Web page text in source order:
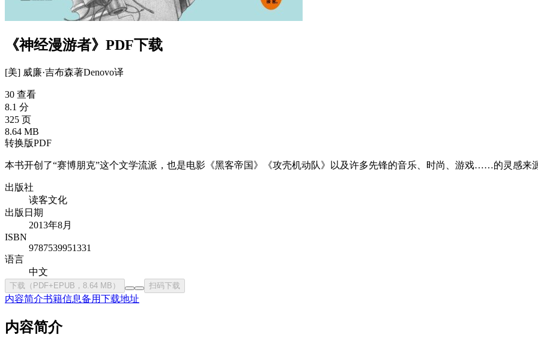
《神经漫游者》PDF下载
[美] 威廉·吉布森著Denovo译
30 查看
8.1 分
325 页
8.64 MB
转换版PDF
本书开创了“赛博朋克”这个文学流派，也是电影《黑客帝国》《攻壳机动队》以及许多先锋的音乐、时尚、游戏……的灵感来
出版社
读客文化
出版日期
2013年8月
ISBN
9787539951331
语言
中文
下载（PDF+EPUB，8.64 MB） 扫码下载
内容简介书籍信息备用下载地址
内容简介